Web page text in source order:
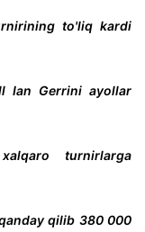
to'liq kardi
Ian Gerrini ayollar
turnirlarga
qilib 380 000